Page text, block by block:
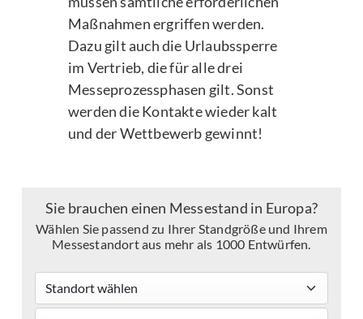
Maßnahmen ergriffen werden.
Dazu gilt auch die Urlaubssperre
im Vertrieb, die für alle drei
Messeprozessphasen gilt. Sonst
werden die Kontakte wieder kalt
und der Wettbewerb gewinnt!
Sie brauchen einen Messestand in Europa?
Wählen Sie passend zu Ihrer Standgröße und Ihrem
Messestandort aus mehr als 1000 Entwürfen.